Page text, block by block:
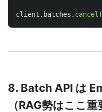
client . batches . cancel (
8. Batch API は
（RAG勢はここ重